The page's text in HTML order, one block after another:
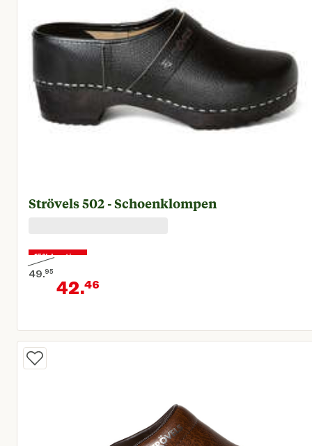
Strövels 502 - Schoenklompen
15% korting
49. 95
Oorspronkelijke prijs € 49,95
42.46
Huidige prijs € 42,46